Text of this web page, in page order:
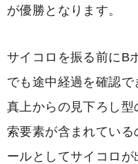
が優勝となります。
サイコロを振る前にB
でも途中経過を確認
真上からの見下ろし
索要素が含まれてい
ールとしてサイコロ